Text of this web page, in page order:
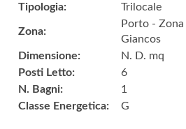
Tipologia: Trilocale
Zona:
Porto -
Giancos
Dimensione:
N. D. mq
Posti Letto:
6
N. Bagni:
1
Classe Energetica:
G